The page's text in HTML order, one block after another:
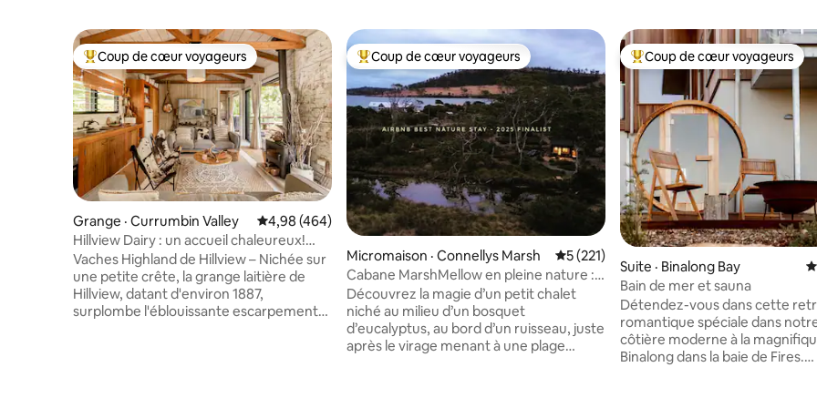
Coup de cœur voyageurs parmi les plus aimés
Coup de cœur voyageurs
Grange · Currumbin Valley Note moyenne de 4,98 sur 5, 464 commentaires
4,98 (464)
Hillview Dairy : un accueil chaleureux!
Vaches de la ferme Highland
Vaches Highland de Hillview – Nichée sur
une petite crête, la grange laitière de
Hillview, datant d'environ 1887,
surplombe l'éblouissante escarpement
Coup de cœur voyageurs parmi les plus aimés
Coup de cœur voyageurs
Micromaison · Connellys Marsh Note moyenne de 5 sur 5, 221
5 (221)
Cabane MarshMellow en pleine nature :
ruisseau, bain, feu, plage
Découvrez la magie d’un petit chalet
niché au milieu d’un bosquet
d’eucalyptus, au bord d’un ruisseau, juste
après le virage menant à une plage
Coup de cœur voyageurs
Coup de cœur voyageurs
Suite · Binalong Bay
Bain de mer et sauna
Détendez-vous dans cette
romantique spéciale dans
côtière moderne à la
Binalong dans la baie de Fires.